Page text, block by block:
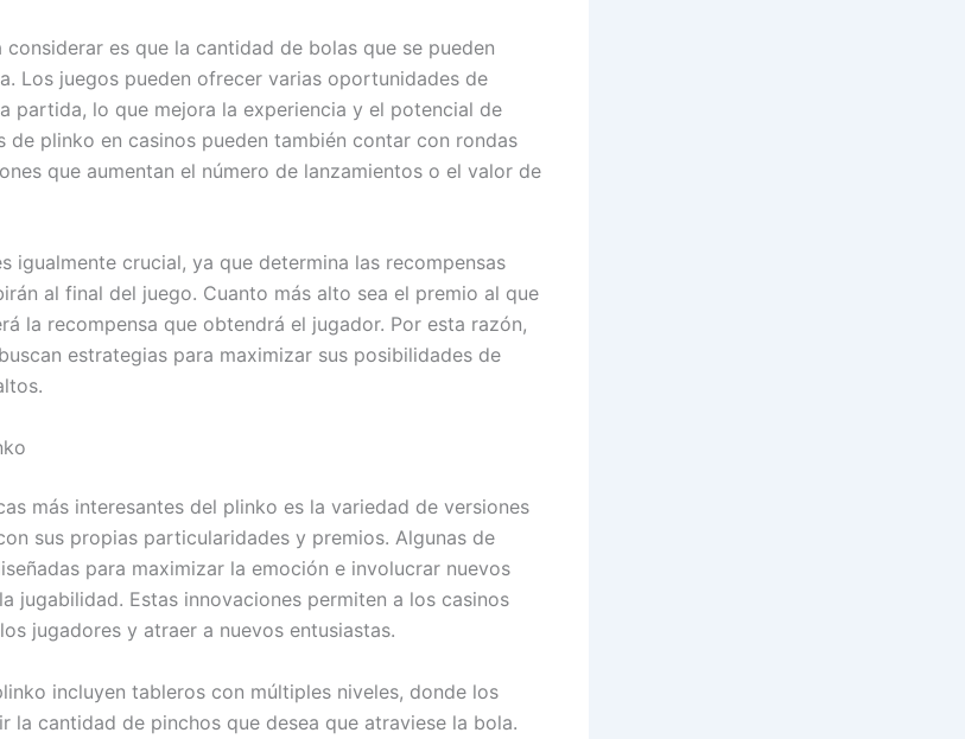
es que la cantidad de bolas que se pueden
Los juegos pueden ofrecer varias oportunidades de
partida, lo que mejora la experiencia y el potencial de
de plinko en casinos pueden también contar con rondas
que aumentan el número de lanzamientos o el valor de
igualmente crucial, ya que determina las recompensas
al final del juego. Cuanto más alto sea el premio al que
la recompensa que obtendrá el jugador. Por esta razón,
estrategias para maximizar sus posibilidades de
más interesantes del plinko es la variedad de versiones
sus propias particularidades y premios. Algunas de
para maximizar la emoción e involucrar nuevos
jugabilidad. Estas innovaciones permiten a los casinos
jugadores y atraer a nuevos entusiastas.
incluyen tableros con múltiples niveles, donde los
la cantidad de pinchos que desea que atraviese la bola.